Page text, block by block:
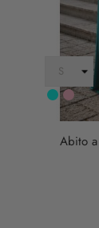
Turchese
rosa
Abito